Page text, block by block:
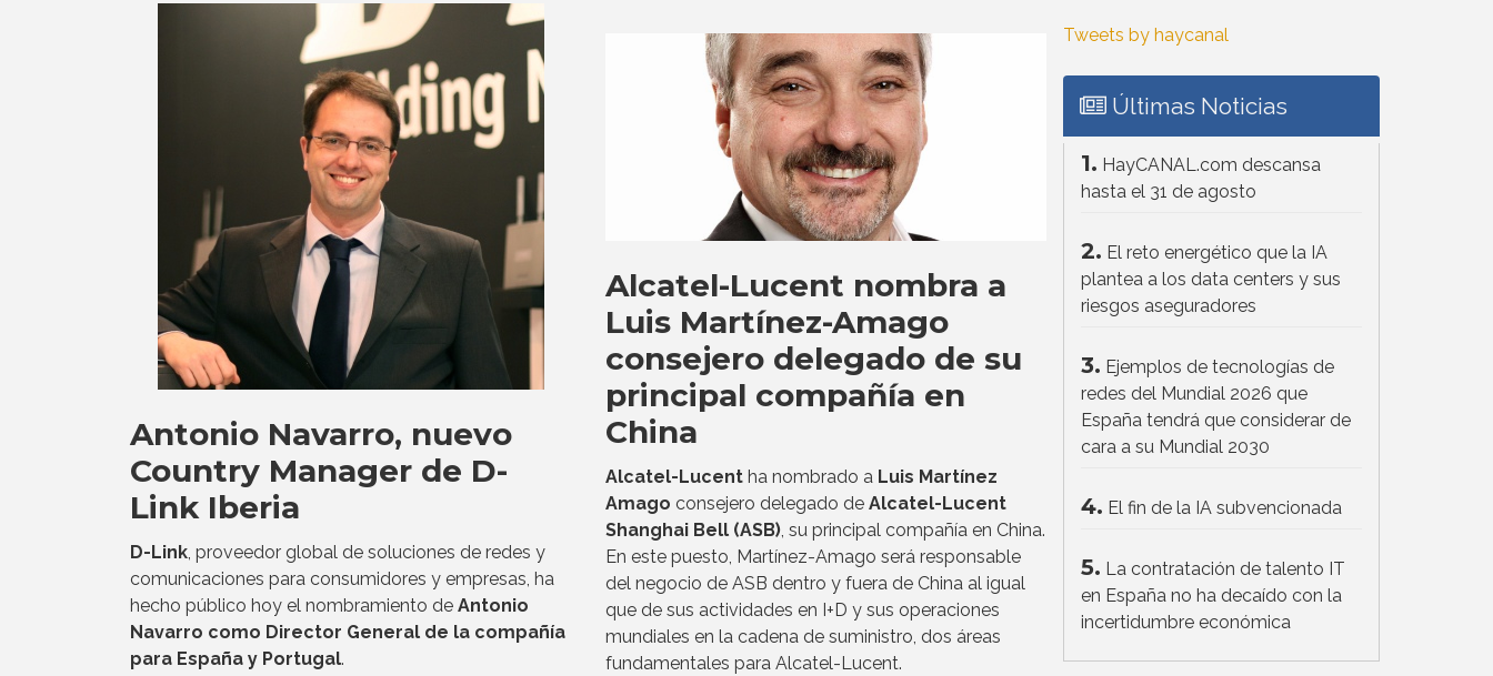
Antonio Navarro, nuevo
Country Manager de D-
Link Iberia
D-Link , proveedor global de soluciones de redes y
comunicaciones para consumidores y empresas, ha
hecho público hoy el nombramiento de Antonio
Navarro como Director General de la compañía
para España y Portugal.
Alcatel-Lucent nombra a
Luis Martínez-Amago
consejero delegado de su
principal compañía en
China
Alcatel-Lucentha nombrado a Luis Martínez
Amago consejero delegado de Alcatel-Lucent
Shanghai Bell (ASB), su principal compañía en China.
En este puesto, Martínez-Amago será responsable
del negocio de ASB dentro y fuera de China al igual
que de sus actividades en I+D y sus operaciones
mundiales en la cadena de suministro, dos áreas
fundamentales para Alcatel-Lucent.
Tweets by haycanal
Últimas Noticias
1. HayCANAL.com descansa
hasta el 31 de agosto
2. El reto energético que la IA
plantea a los data centers y sus
riesgos aseguradores
3. Ejemplos de tecnologías de
redes del Mundial 2026 que
España tendrá que considerar de
cara a su Mundial 2030
4. El fin de la IA subvencionada
5. La contratación de talento IT
en España no ha decaído con la
incertidumbre económica